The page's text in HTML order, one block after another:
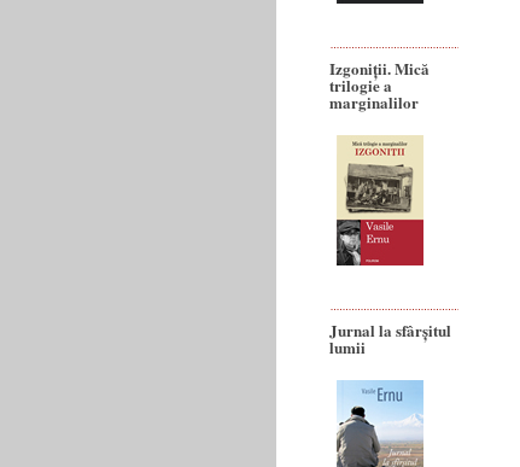
Izgoniții. Mică
trilogie a
marginalilor
Jurnal la sfârșitul
lumii